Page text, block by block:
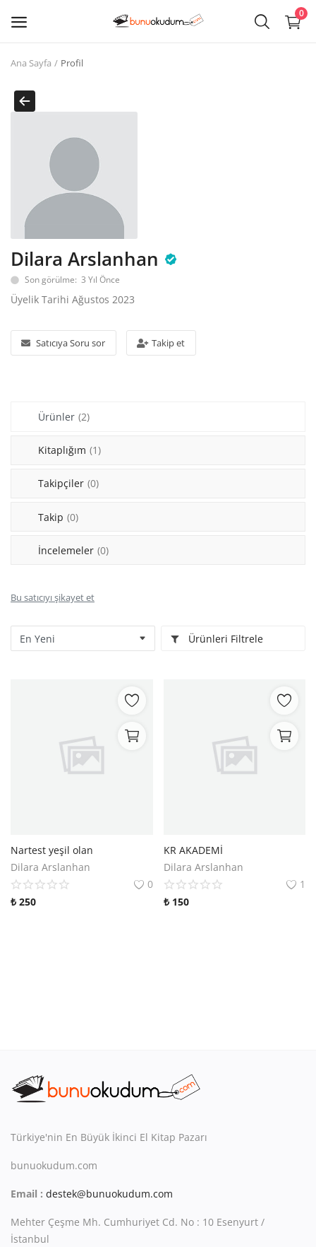
0
Sat
Edebiyat
Eğitim
Ders - Sınav Kitapları
Çocuk Kitapları
Bilim
Felsefe
Hobi Kitapları
Sanat - Tasarım
Çizgi Roman
Mizah
Kitaplığım
Ana Sayfa Profil
Dilara Arslanhan
Son görülme: 3 Yıl Önce
Üyelik Tarihi Ağustos 2023
Satıcıya Soru sor Takip et
Ürünler (2)
Kitaplığım (1)
Takipçiler (0)
Takip (0)
İncelemeler (0)
Bu satıcıyı şikayet et
Ürünleri Filtrele
Nartest yeşil olan
Dilara Arslanhan
0
₺ 250
KR AKADEMİ
Dilara Arslanhan
1
₺150
Türkiye'nin En Büyük İkinci El Kitap Pazarı
bunuokudum.com
Email : destek@bunuokudum.com
Mehter Çeşme Mh. Cumhuriyet Cd. No : 10 Esenyurt /
İstanbul